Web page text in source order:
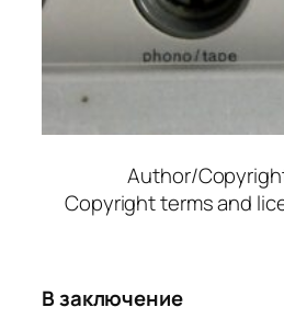
Author/
Copyright terms and
В заключение